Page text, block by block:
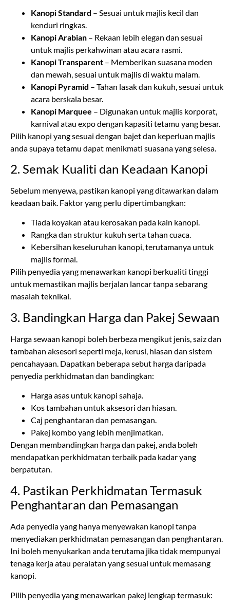
untuk majlis perkahwinan atau acara rasmi.
Kanopi Transparent
dan mewah, sesuai untuk majlis di waktu malam.
Kanopi Pyramid– Tahan lasak dan kukuh, sesuai untuk
acara berskala besar.
Kanopi Marquee– Digunakan untuk majlis korporat,
karnival atau expo dengan kapasiti tetamu yang besar.
Pilih kanopi yang sesuai dengan bajet dan keperluan majlis
anda supaya tetamu dapat menikmati suasana yang selesa.
2. Semak Kualiti dan Keadaan Kanopi
Sebelum menyewa, pastikan kanopi yang ditawarkan dalam
keadaan baik. Faktor yang perlu dipertimbangkan:
Rangka dan struktur kukuh serta tahan cuaca.
Kebersihan keseluruhan kanopi, terutamanya untuk
majlis formal.
Pilih penyedia yang menawarkan kanopi berkualiti tinggi
untuk memastikan majlis berjalan lancar tanpa sebarang
masalah teknikal.
3. Bandingkan Harga dan Pakej Sewaan
Harga sewaan kanopi boleh berbeza mengikut jenis, saiz dan
tambahan aksesori seperti meja, kerusi, hiasan dan sistem
pencahayaan. Dapatkan beberapa sebut harga daripada
penyedia perkhidmatan dan bandingkan:
Harga asas untuk kanopi sahaja.
Kos tambahan untuk aksesori dan hiasan.
Caj penghantaran dan pemasangan.
Pakej kombo yang lebih menjimatkan.
Dengan membandingkan harga dan pakej, anda boleh
mendapatkan perkhidmatan terbaik pada kadar yang
berpatutan.
4. Pastikan Perkhidmatan Termasuk
Penghantaran dan Pemasangan
Ada penyedia yang hanya menyewakan kanopi tanpa
menyediakan perkhidmatan pemasangan dan penghantaran.
Ini boleh menyukarkan anda terutama jika tidak mempunyai
tenaga kerja atau peralatan yang sesuai untuk memasang
kanopi.
Pilih penyedia yang menawarkan pakej lengkap termasuk:
Penghantaran ke lokasi majlis.
Pengambilan semula selepas majlis.